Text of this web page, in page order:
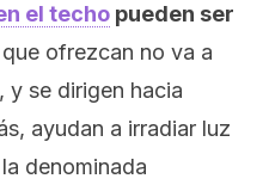
el techo pueden ser
ofrezcan no va a
y se dirigen hacia
ayudan a irradiar luz
denominada